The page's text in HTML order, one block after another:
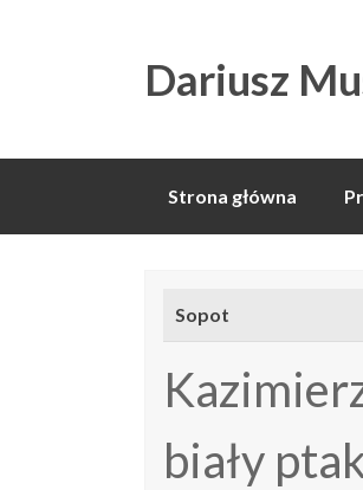
Dariusz
Skip
Strona główna
Sopot
biały